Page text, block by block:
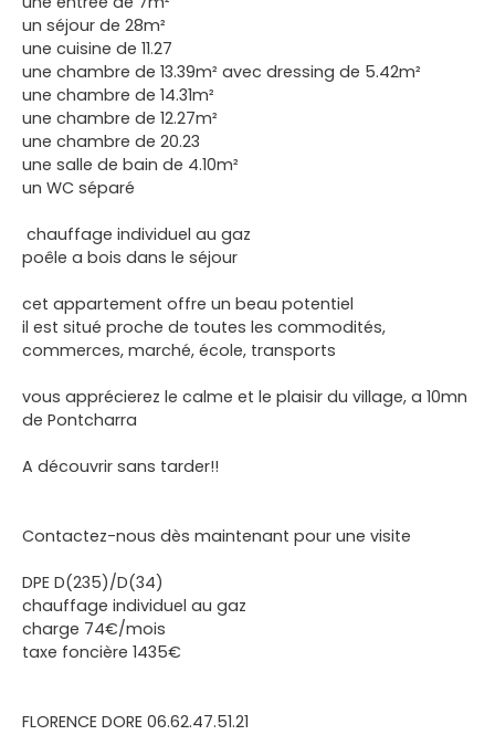
un séjour de 28m²
une cuisine de 11.27
une chambre de 13.39m² avec dressing de 5.42m²
une chambre de 14.31m²
une chambre de 12.27m²
une chambre de 20.23
une salle de bain de 4.10m²
un WC séparé
chauffage individuel au gaz
poêle a bois dans le séjour
cet appartement offre un beau potentiel
il est situé proche de toutes les commodités,
commerces, marché, école, transports
vous apprécierez le calme et le plaisir du village, a 10mn
de Pontcharra
A découvrir sans tarder!!
Contactez-nous dès maintenant pour une visite
DPE D(235)/D(34)
chauffage individuel au gaz
charge 74€/mois
taxe foncière 1435€
FLORENCE DORE 06.62.47.51.21